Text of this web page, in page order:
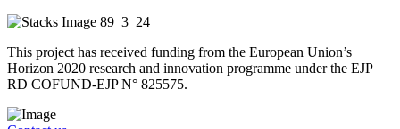
This project has received funding from the European Union’s
Horizon 2020 research and innovation programme under the EJP
RD COFUND-EJP N° 825575.